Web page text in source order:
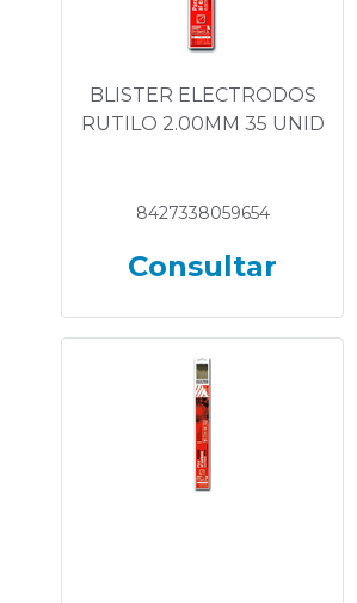
BLISTER ELECTRODOS
RUTILO 2.00MM 35 UNID
8427338059654
Consultar